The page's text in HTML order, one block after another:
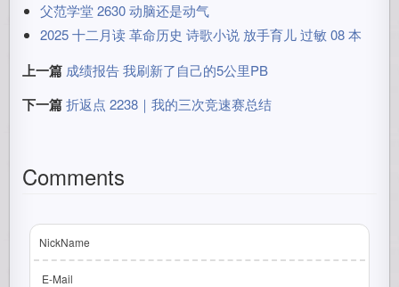
父范学堂 2630 动脑还是动气
2025 十二月读 革命历史 诗歌小说 放手育儿 过敏 08 本
上一篇 成绩报告 我刷新了自己的5公里PB
下一篇 折返点 2238｜我的三次竞速赛总结
Comments
NickName
E-Mail